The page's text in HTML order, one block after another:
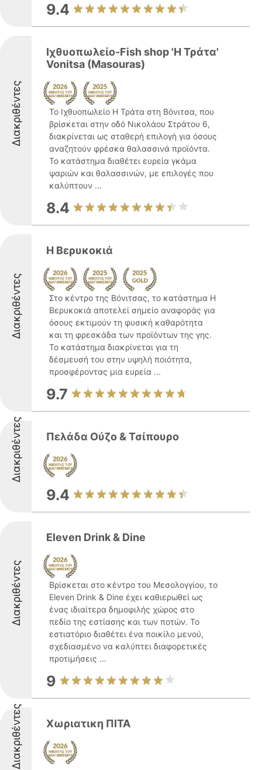
9.4
Διακριθέντες
Ιχθυοπωλείο-Fish shop 'Η Τράτα'
Vonitsa (Masouras)
Το Ιχθυοπωλείο Η Τράτα στη Βόνιτσα, που
βρίσκεται στην οδό Νικολάου Στράτου 6,
διακρίνεται ως σταθερή επιλογή για όσους
αναζητούν φρέσκα θαλασσινά προϊόντα.
Το κατάστημα διαθέτει ευρεία γκάμα
ψαριών και θαλασσινών, με επιλογές που
καλύπτουν ...
8.4
Διακριθέντες
Η Βερυκοκιά
Στο κέντρο της Βόνιτσας, το κατάστημα Η
Βερυκοκιά αποτελεί σημείο αναφοράς για
όσους εκτιμούν τη φυσική καθαρότητα
και τη φρεσκάδα των προϊόντων της γης.
Το κατάστημα διακρίνεται για τη
δέσμευσή του στην υψηλή ποιότητα,
προσφέροντας μια ευρεία ...
9.7
Διακριθέντες Πελάδα Ούζο & Τσίπουρο
9.4
Διακριθέντες
Eleven Drink & Dine
Βρίσκεται στο κέντρο του Μεσολογγίου, το
Eleven Drink & Dine έχει καθιερωθεί ως
ένας ιδιαίτερα δημοφιλής χώρος στο
πεδίο της εστίασης και των ποτών. Το
εστιατόριο διαθέτει ένα ποικίλο μενού,
σχεδιασμένο να καλύπτει διαφορετικές
προτιμήσεις ...
9
Διακριθέντες Χωριατικη ΠΙΤΑ